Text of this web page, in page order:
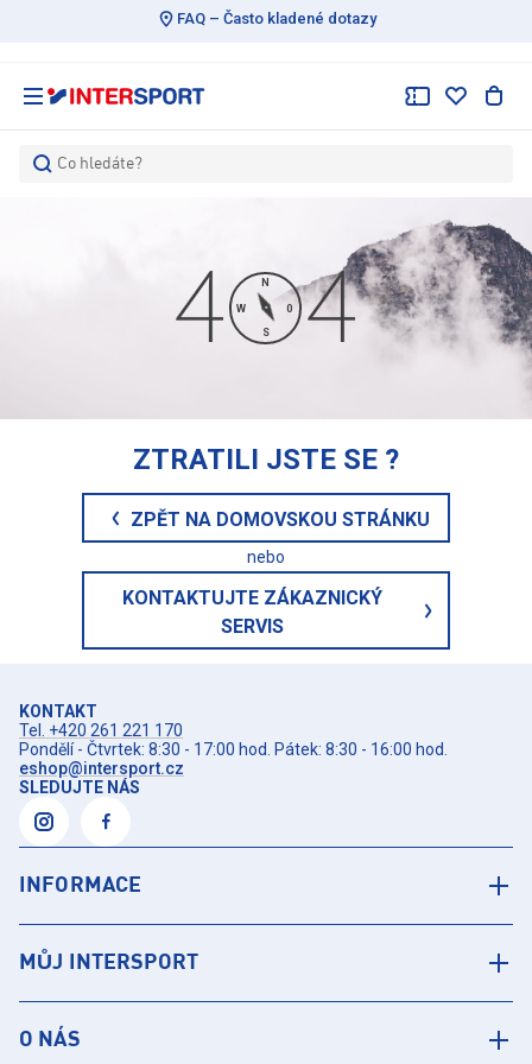
FAQ – Často kladené dotazy
Co hledáte?
N
0
S
W
ZTRATILI JSTE SE ?
ZPĚT NA DOMOVSKOU STRÁNKU
nebo
KONTAKTUJTE ZÁKAZNICKÝ
SERVIS
KONTAKT
Tel. +420 261 221 170
Pondělí - Čtvrtek: 8:30 - 17:00 hod. Pátek: 8:30 - 16:00 hod.
eshop@intersport.cz
SLEDUJTE NÁS
INFORMACE
MŮJ INTERSPORT
O NÁS